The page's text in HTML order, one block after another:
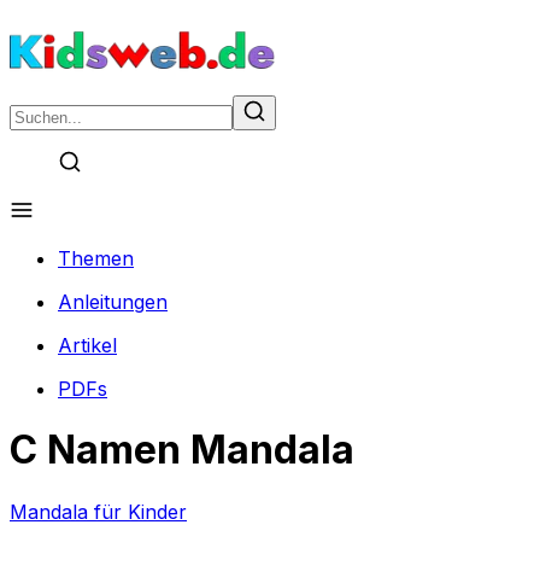
Themen
Anleitungen
Artikel
PDFs
C Namen Mandala
Mandala für Kinder